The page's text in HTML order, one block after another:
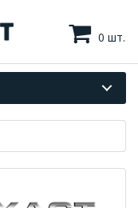
0 шт.